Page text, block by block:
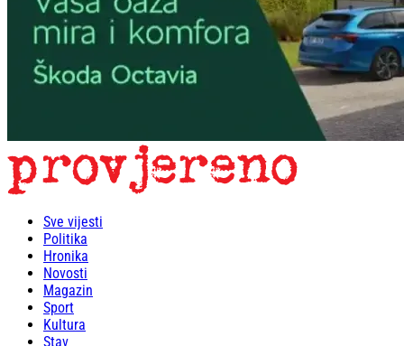
Sve vijesti
Politika
Hronika
Novosti
Magazin
Sport
Kultura
Stav